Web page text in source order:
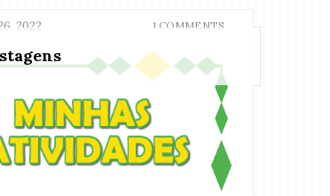
2022 1 COMMENTS